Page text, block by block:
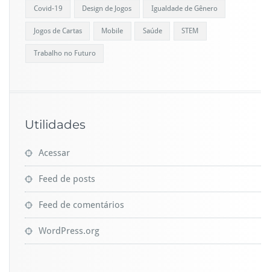
Covid-19 Design de Jogos Igualdade de Gênero
Jogos de Cartas Mobile Saúde STEM
Trabalho no Futuro
Utilidades
Acessar
Feed de posts
Feed de comentários
WordPress.org